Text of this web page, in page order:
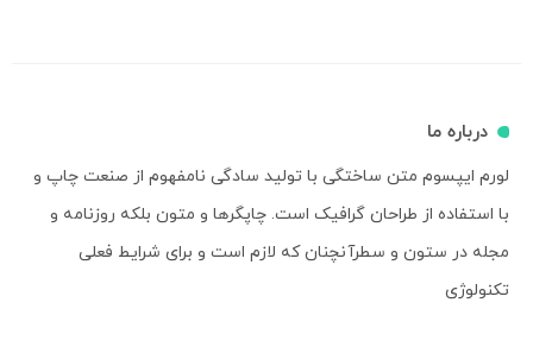
درباره ما
لورم ایپسوم متن ساختگی با تولید سادگی نامفهوم از صنعت چاپ و
با استفاده از طراحان گرافیک است. چاپگرها و متون بلکه روزنامه و
مجله در ستون و سطرآنچنان که لازم است و برای شرایط فعلی
تکنولوژی